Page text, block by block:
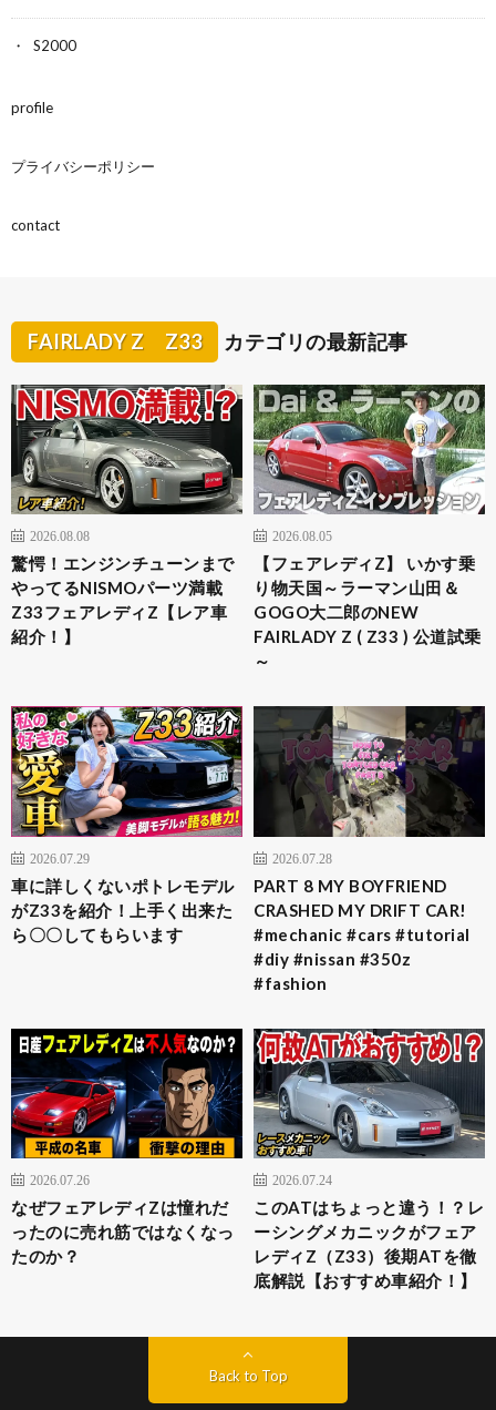
S2000
profile
プライバシーポリシー
contact
FAIRLADY Z Z33 カテゴリの最新記事
2026.08.08
驚愕！エンジンチューンまで
やってるNISMOパーツ満載
Z33フェアレディZ【レア車
紹介！】
2026.08.05
【フェアレディZ】 いかす乗
り物天国～ラーマン山田＆
GOGO大二郎のNEW
FAIRLADY Z ( Z33 ) 公道試乗
～
2026.07.29
車に詳しくないポトレモデル
がZ33を紹介！上手く出来た
ら〇〇してもらいます
2026.07.28
PART 8 MY BOYFRIEND
CRASHED MY DRIFT CAR!
#mechanic #cars #tutorial
#diy #nissan #350z
#fashion
2026.07.26
なぜフェアレディZは憧れだ
ったのに売れ筋ではなくなっ
たのか？
2026.07.24
このATはちょっと違う！？レ
ーシングメカニックがフェア
レディZ（Z33）後期ATを徹
底解説【おすすめ車紹介！】
Back to Top